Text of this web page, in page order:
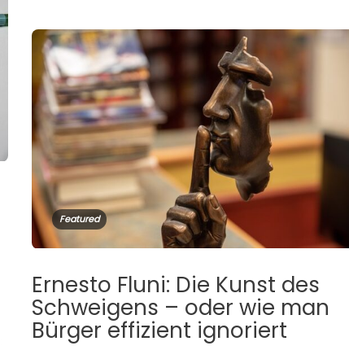
Featured
Ernesto Fluni: Die Kunst des
Schweigens – oder wie man
Bürger effizient ignoriert